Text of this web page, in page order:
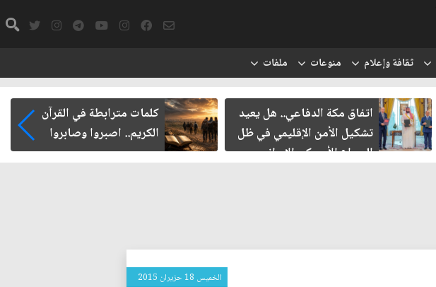
ثقافة وإعلام منوعات ملفات
اتفاق مكة الدفاعي.. هل يعيد
تشكيل الأمن الإقليمي في ظل
الصراع الأميركي الإيراني
كلمات مترابطة في القرآن
الكريم.. اصبروا وصابروا
الخميس 18 حزيران 2015